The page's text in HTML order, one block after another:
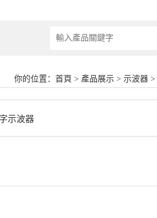
你的位置： 首頁 > 產品展示> 示波器>